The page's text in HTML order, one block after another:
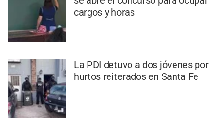
cargos y horas
La PDI detuvo a dos jóvenes por
hurtos reiterados en Santa Fe